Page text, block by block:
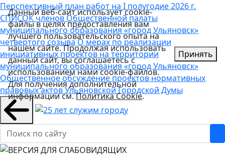
Перспективный план работ на I полугодие 2026 г.
СПИСОК членов Общественной палаты
муниципального образования «город Ульяновск»
четвертого созываО мерах по реализации
инициативных проектов на территории
муниципального образования «город Ульяновск»
Общественное обсуждение проектов нормативных
правовых актов Ульяновской Городской Думы
Данный веб-сайт использует cookie-
файлы в целях предоставления вам
лучшего пользовательского опыта на
нашем сайте. Продолжая использовать
данный сайт, вы соглашаетесь с
использованием нами cookie-файлов.
Для получения дополнительной
информации см.Политика Cookie.
Принять